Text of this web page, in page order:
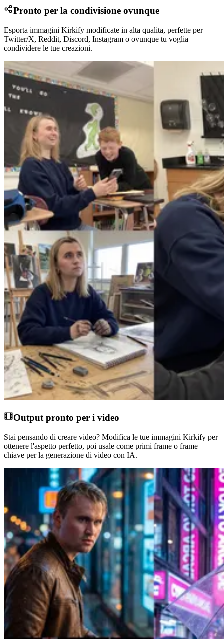
Pronto per la condivisione ovunque
Esporta immagini Kirkify modificate in alta qualita, perfette per
Twitter/X, Reddit, Discord, Instagram o ovunque tu voglia
condividere le tue creazioni.
Output pronto per i video
Stai pensando di creare video? Modifica le tue immagini Kirkify per
ottenere l'aspetto perfetto, poi usale come primi frame o frame
chiave per la generazione di video con IA.